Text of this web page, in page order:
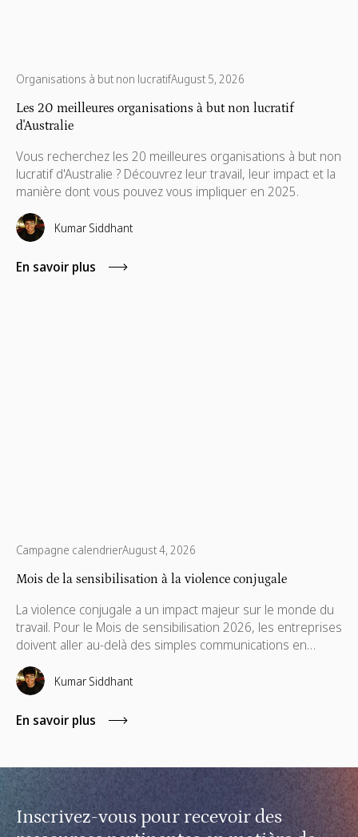
Organisations à but non lucratifAugust 5, 2026
Les 20 meilleures organisations à but non lucratif
d'Australie
Vous recherchez les 20 meilleures organisations à but non
lucratif d'Australie ? Découvrez leur travail, leur impact et la
manière dont vous pouvez vous impliquer en 2025.
Kumar Siddhant
En savoir plus
Campagne calendrierAugust 4, 2026
Mois de la sensibilisation à la violence conjugale
La violence conjugale a un impact majeur sur le monde du
travail. Pour le Mois de sensibilisation 2026, les entreprises
doivent aller au-delà des simples communications en
mettant en place des politiques de soutien, des aides
financières, des formations pour les managers à distance
et du mécénat de compétences.
Kumar Siddhant
En savoir plus
Inscrivez-vous pour recevoir des